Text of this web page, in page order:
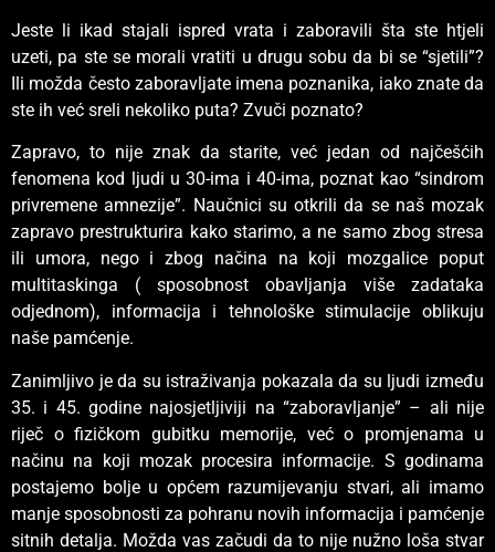
Jeste li ikad stajali ispred vrata i zaboravili šta ste htjeli
uzeti, pa ste se morali vratiti u drugu sobu da bi se “sjetili”?
Ili možda često zaboravljate imena poznanika, iako znate da
ste ih već sreli nekoliko puta? Zvuči poznato?
Zapravo, to nije znak da starite, već jedan od najčešćih
fenomena kod ljudi u 30-ima i 40-ima, poznat kao “sindrom
privremene amnezije”. Naučnici su otkrili da se naš mozak
zapravo prestrukturira kako starimo, a ne samo zbog stresa
ili umora, nego i zbog načina na koji mozgalice poput
multitaskinga ( sposobnost obavljanja više zadataka
odjednom), informacija i tehnološke stimulacije oblikuju
naše pamćenje.
Zanimljivo je da su istraživanja pokazala da su ljudi između
35. i 45. godine najosjetljiviji na “zaboravljanje” – ali nije
riječ o fizičkom gubitku memorije, već o promjenama u
načinu na koji mozak procesira informacije. S godinama
postajemo bolje u općem razumijevanju stvari, ali imamo
manje sposobnosti za pohranu novih informacija i pamćenje
sitnih detalja. Možda vas začudi da to nije nužno loša stvar